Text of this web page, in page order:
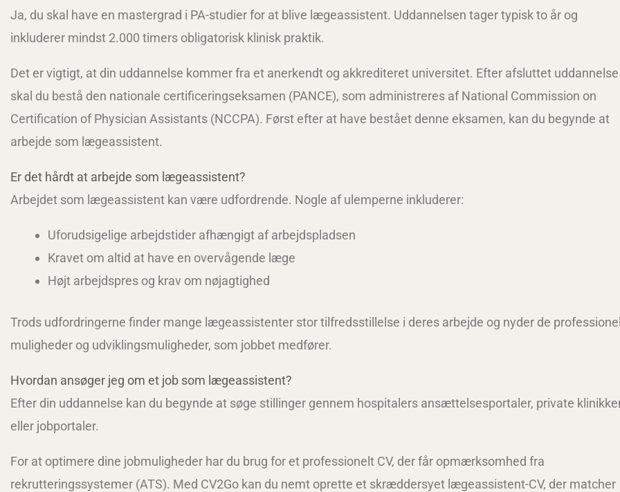
Ja, du skal have en mastergrad i PA-studier for at blive lægeassistent. Uddannelsen tager typisk to år og
inkluderer mindst 2.000 timers obligatorisk klinisk praktik.
Det er vigtigt, at din uddannelse kommer fra et anerkendt og akkrediteret universitet. Efter afsluttet uddannelse
skal du bestå den nationale certificeringseksamen (PANCE), som administreres af National Commission on
Certification of Physician Assistants (NCCPA). Først efter at have bestået denne eksamen, kan du begynde at
arbejde som lægeassistent.
Er det hårdt at arbejde som lægeassistent?
Arbejdet som lægeassistent kan være udfordrende. Nogle af ulemperne inkluderer:
Uforudsigelige arbejdstider afhængigt af arbejdspladsen
Kravet om altid at have en overvågende læge
Højt arbejdspres og krav om nøjagtighed
Trods udfordringerne finder mange lægeassistenter stor tilfredsstillelse i deres arbejde og nyder de
muligheder og udviklingsmuligheder, som jobbet medfører.
Hvordan ansøger jeg om et job som lægeassistent?
Efter din uddannelse kan du begynde at søge stillinger gennem hospitalers ansættelsesportaler, private
eller jobportaler.
For at optimere dine jobmuligheder har du brug for et professionelt CV, der får opmærksomhed fra
rekrutteringssystemer (ATS). Med CV2Go kan du nemt oprette et skræddersyet lægeassistent-CV, der matcher